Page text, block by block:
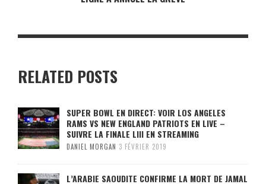
RELATED POSTS
SUPER BOWL EN DIRECT: VOIR LOS ANGELES
RAMS VS NEW ENGLAND PATRIOTS EN LIVE –
SUIVRE LA FINALE LIII EN STREAMING
DANIEL MORGAN 3 FÉVRIER 2019
L’ARABIE SAOUDITE CONFIRME LA MORT DE JAMAL